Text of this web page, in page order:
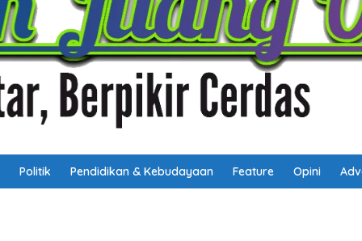
Politik Pendidikan & Kebudayaan Feature Opini